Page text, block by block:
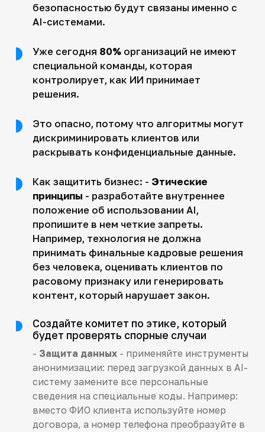
безопасностью будут связаны именно с
AI-системами.
Уже сегодня 80%организаций не имеют
специальной команды, которая
контролирует, как ИИ принимает
решения.
Это опасно, потому что алгоритмы могут
дискриминировать клиентов или
раскрывать конфиденциальные данные.
Как защитить бизнес: - Этические
принципы - разработайте внутреннее
положение об использовании AI,
пропишите в нем четкие запреты.
Например, технология не должна
принимать финальные кадровые решения
без человека, оценивать клиентов по
расовому признаку или генерировать
контент, который нарушает закон.
Создайте комитет по этике, который
будет проверять спорные случаи
- Защита данных- применяйте инструменты
анонимизации: перед загрузкой данных в AI-
систему замените все персональные
сведения на специальные коды. Например:
вместо ФИО клиента используйте номер
договора, а номер телефона преобразуйте в